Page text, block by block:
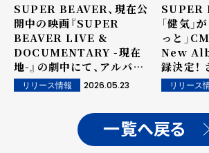
SUPER BEAVER、現在公
開中の映画『SUPER
BEAVER LIVE &
DOCUMENTARY -現在
地-』の劇中にて、アルバム
『人生』収録の新曲「告白」
が使用されていることが明
リリース情報 2026.05.23
SUPER
「健気」
っと」
New
録決定！ さらに、アルバム
曲順が一
リリース
一覧へ戻る